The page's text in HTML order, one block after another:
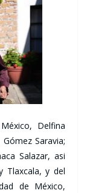
Delfina
Saravia;
Salazar, asi
Tlaxcala, y del
de México,